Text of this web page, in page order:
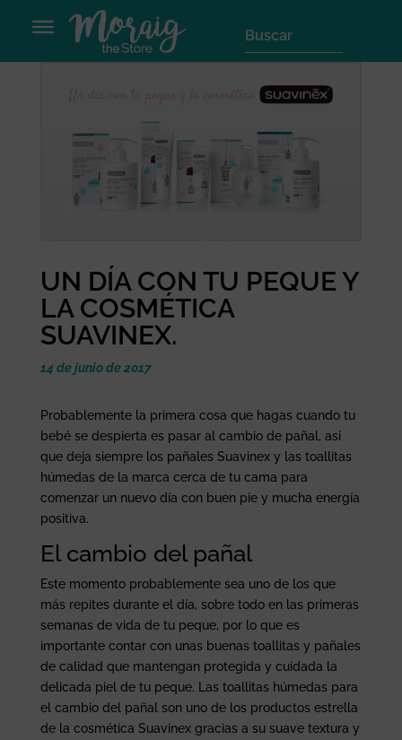
UN DÍA CON TU PEQUE Y
LA COSMÉTICA
SUAVINEX.
14 de junio de 2017
Probablemente la primera cosa que hagas cuando tu
bebé se despierta es pasar al cambio de pañal, así
que deja siempre los pañales Suavinex y las toallitas
húmedas de la marca cerca de tu cama para
comenzar un nuevo día con buen pie y mucha energía
positiva.
El cambio del pañal
Este momento probablemente sea uno de los que
más repites durante el día, sobre todo en las primeras
semanas de vida de tu peque, por lo que es
importante contar con unas buenas toallitas y pañales
de calidad que mantengan protegida y cuidada la
delicada piel de tu peque. Las toallitas húmedas para
el cambio del pañal son uno de los productos estrella
de la cosmética Suavinex gracias a su suave textura y